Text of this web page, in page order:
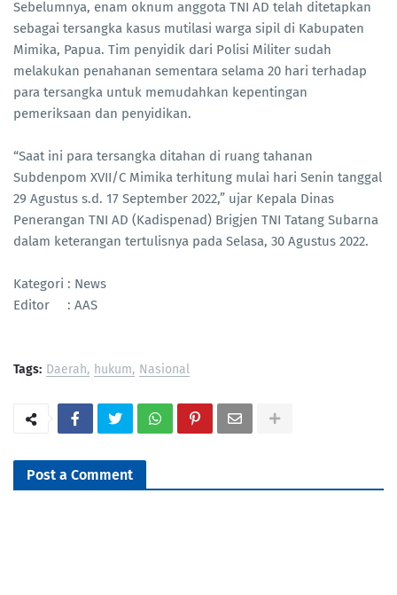
Sebelumnya, enam oknum anggota TNI AD telah ditetapkan
sebagai tersangka kasus mutilasi warga sipil di Kabupaten
Mimika, Papua. Tim penyidik dari Polisi Militer sudah
melakukan penahanan sementara selama 20 hari terhadap
para tersangka untuk memudahkan kepentingan
pemeriksaan dan penyidikan.
“Saat ini para tersangka ditahan di ruang tahanan
Subdenpom XVII/C Mimika terhitung mulai hari Senin tanggal
29 Agustus s.d. 17 September 2022,” ujar Kepala Dinas
Penerangan TNI AD (Kadispenad) Brigjen TNI Tatang Subarna
dalam keterangan tertulisnya pada Selasa, 30 Agustus 2022.
Kategori : News
Editor : AAS
Tags: Daerah hukum Nasional
Post a Comment